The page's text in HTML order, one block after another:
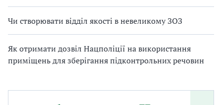
Чи створювати відділ якості в невеликому ЗОЗ
Як отримати дозвіл Нацполіції на використання
приміщень для зберігання підконтрольних речовин